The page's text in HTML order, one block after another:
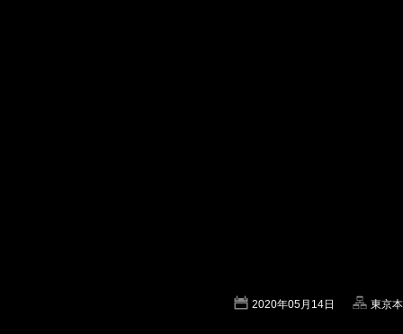
2020年05月14日 東京